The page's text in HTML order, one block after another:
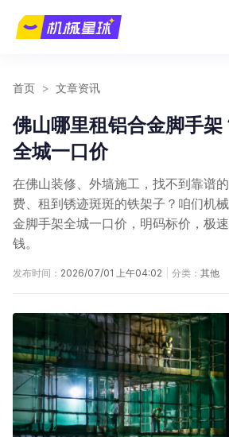
首页 > 文章资讯
佛山哪里租铝合金脚手架
全城一口价
在佛山装修、外墙施工，找不到靠谱
费、租到锈迹斑斑的铁架子？咱们机
金脚手架全城一口价，明码标价，极
钱。
发布时间： 2026/07/01 上午04:02 分类： 其他